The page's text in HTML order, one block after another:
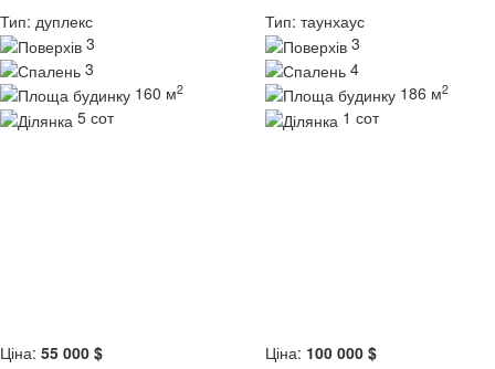
Тип: дуплекс
3
3
160 м2
5 сот
Тип: таунхаус
3
4
186 м2
1 сот
Ціна: 55 000 $ Ціна: 100 000 $